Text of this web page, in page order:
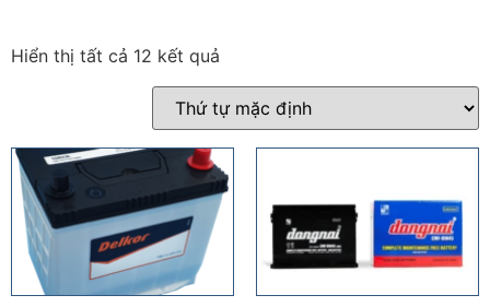
Hiển thị tất cả 12 kết quả